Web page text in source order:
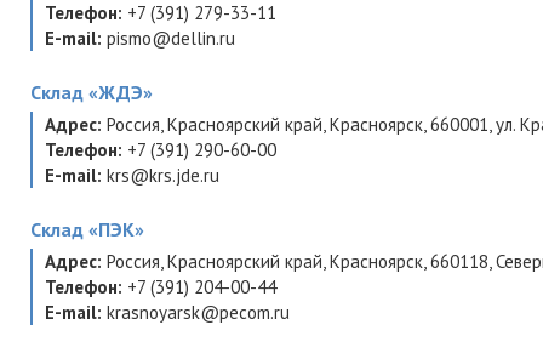
Телефон: +7 (391) 279-33-11
E-mail: pismo@dellin.ru
Склад «ЖДЭ»
Адрес: Россия,Красноярский край,Красноярск,660001,ул.
Телефон: +7 (391) 290-60-00
E-mail: krs@krs.jde.ru
Склад «ПЭК»
Адрес: Россия,Красноярский край,Красноярск,660118,
Телефон: +7 (391) 204-00-44
E-mail: krasnoyarsk@pecom.ru